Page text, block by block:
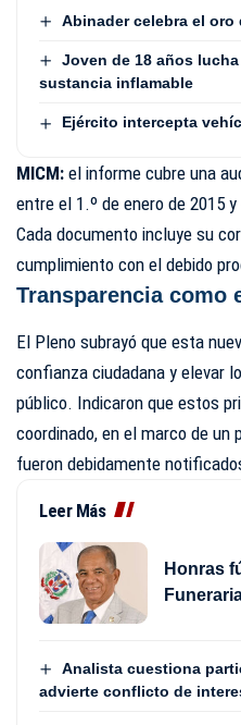
Abinader celebra el oro
Joven de 18 años
sustancia inflamable
Ejército intercepta
MICM: el informe cubre una
entre el 1.º de enero de 2015
Cada documento incluye su
cumplimiento con el debido
Transparencia como
El Pleno subrayó que esta
confianza ciudadana y elevar
público. Indicaron que estos
coordinado, en el marco de
fueron debidamente
Leer Más
Honras
Analista cuestiona
advierte conflicto de